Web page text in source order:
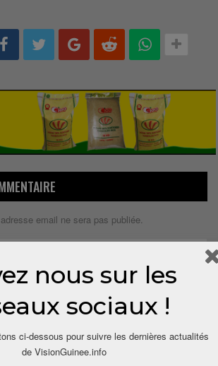
email ne sera pas publiée.
nous sur les
sociaux !
ci-dessous pour suivre les dernières actualités
de VisionGuinee.info